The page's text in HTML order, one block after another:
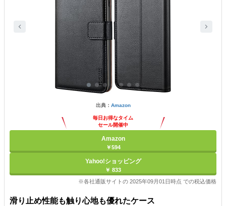
出典： Amazon
毎日お得なタイム
セール開催中
Amazon
￥594
Yahoo!ショッピング
￥ 833
※各社通販サイトの 2025年09月01日時点 での税込価格
滑り止め性能も触り心地も優れたケース